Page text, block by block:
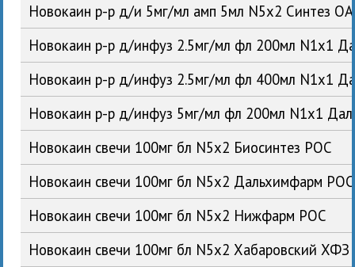
Новокаин р-р д/и 5мг/мл амп 5мл N5x2 Синтез
Новокаин р-р д/инфуз 2.5мг/мл фл 200мл N1x1
Новокаин р-р д/инфуз 2.5мг/мл фл 400мл N1x1
Новокаин р-р д/инфуз 5мг/мл фл 200мл N1x1
Новокаин свечи 100мг бл N5x2 Биосинтез РОС
Новокаин свечи 100мг бл N5x2 Дальхимфарм РОС
Новокаин свечи 100мг бл N5x2 Нижфарм РОС
Новокаин свечи 100мг бл N5x2 Хабаровский